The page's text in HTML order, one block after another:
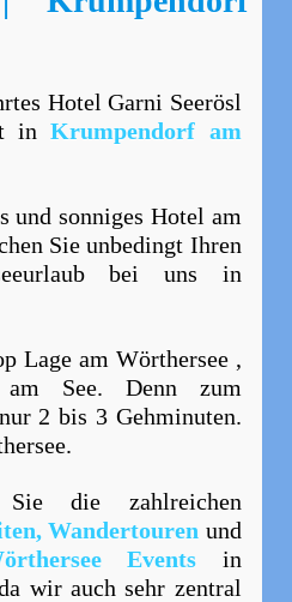
Hotel Garni Seerösl
inKrumpendorf am
und sonniges Hotel am
Sie unbedingt Ihren
bei uns in
Lage am Wörthersee ,
See. Denn zum
2 bis 3 Gehminuten.
Sie die zahlreichen
Wandertouren und
Events
in
wir auch sehr zentral